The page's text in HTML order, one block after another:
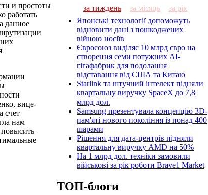
и простоты
работать
данное
вице-
счет
нам
за тиждень за місяць
за рік
Японські технології допоможуть
відновити дані з пошкоджених
війною носіїв
Євросоюз виділяє 10 млрд євро на
створення семи потужних AI-
гігафабрик для подолання
відставання від США та Китаю
Starlink та штучний інтелект підняли
квартальну виручку SpaceX до 7,8
млрд дол.
Samsung презентувала концепцію 3D-
пам'яті нового покоління із понад 400
шарами
Рішення для дата-центрів підняли
квартальну виручку AMD на 50%
На 1 млрд дол. техніки замовили
військові за рік роботи Brave1 Market
ТОП-блоги